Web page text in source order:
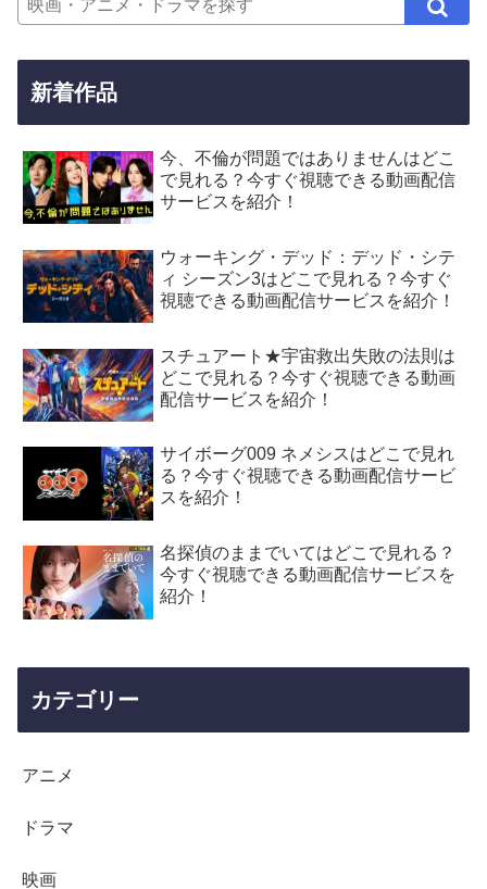
新着作品
今、不倫が問題ではありませんはどこ
で見れる？今すぐ視聴できる動画配信
サービスを紹介！
ウォーキング・デッド：デッド・シテ
ィ シーズン3はどこで見れる？今すぐ
視聴できる動画配信サービスを紹介！
スチュアート★宇宙救出失敗の法則は
どこで見れる？今すぐ視聴できる動画
配信サービスを紹介！
サイボーグ009 ネメシスはどこで見れ
る？今すぐ視聴できる動画配信サービ
スを紹介！
名探偵のままでいてはどこで見れる？
今すぐ視聴できる動画配信サービスを
紹介！
カテゴリー
アニメ
ドラマ
映画